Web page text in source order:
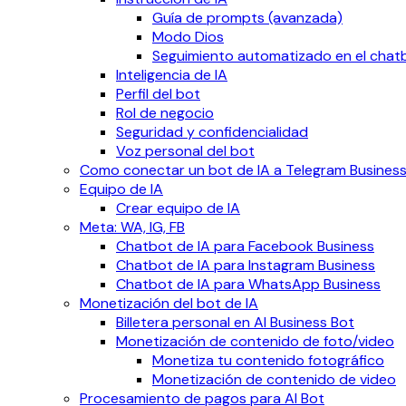
Guía de prompts (avanzada)
Modo Dios
Seguimiento automatizado en el
Inteligencia de IA
Perfil del bot
Rol de negocio
Seguridad y confidencialidad
Voz personal del bot
Como conectar un bot de IA a Telegram Business
Equipo de IA
Crear equipo de IA
Meta: WA, IG, FB
Chatbot de IA para Facebook Business
Chatbot de IA para Instagram Business
Chatbot de IA para WhatsApp Business
Monetización del bot de IA
Billetera personal en AI Business Bot
Monetización de contenido de foto/video
Monetiza tu contenido fotográfico
Monetización de contenido de video
Procesamiento de pagos para AI Bot